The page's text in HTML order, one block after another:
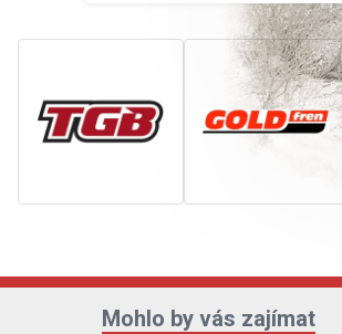
Mohlo by vás zajímat